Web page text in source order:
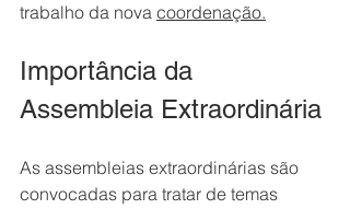
trabalho da nova coordenação.
Importância da
Assembleia Extraordinária
As assembleias extraordinárias são
convocadas para tratar de temas